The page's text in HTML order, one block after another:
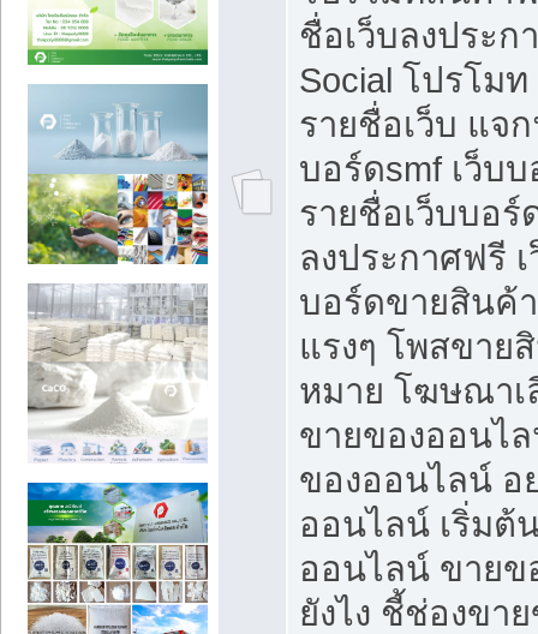
ชื่อเว็บลงประ
Social โปรโม
รายชื่อเว็บ แจ
บอร์ดsmf เว็บ
รายชื่อเว็บบอ
ลงประกาศฟรี
บอร์ดขายสินค้
แรงๆ โพสขาย
หมาย โฆษณาเ
ขายของออนไ
ของออนไลน์ อ
ออนไลน์ เริ่มต้
ออนไลน์ ขายข
ยังไง ชี้ช่องขา